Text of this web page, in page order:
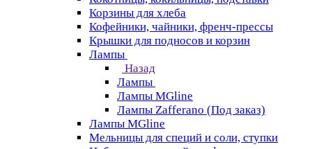
Корзины для хлеба
Кофейники, чайники, френч-прессы
Крышки для подносов и корзин
Лампы
Назад
Лампы
Лампы MGline
Лампы Zafferano (Под заказ)
Лампы MGline
Мельницы для специй и соли, ступки